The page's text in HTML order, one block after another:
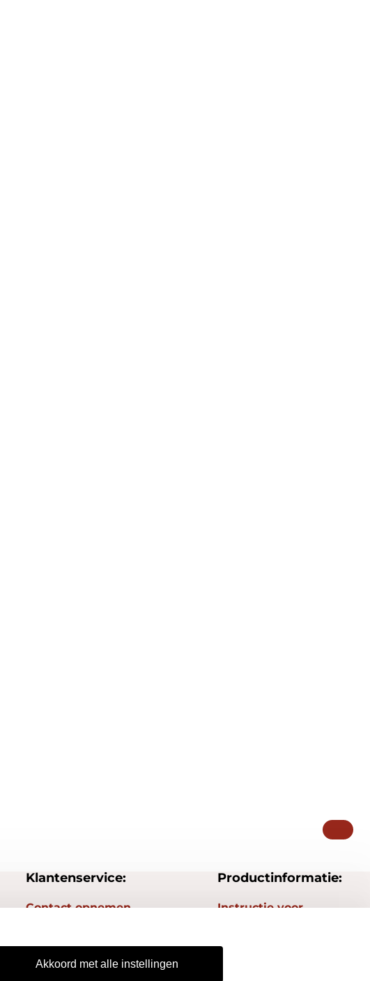
Klantenservice:
Contact opnemen
Herroepingsrecht
Productinformatie:
Instructie voor
Aanleverspecificaties
Akkoord met alle instellingen